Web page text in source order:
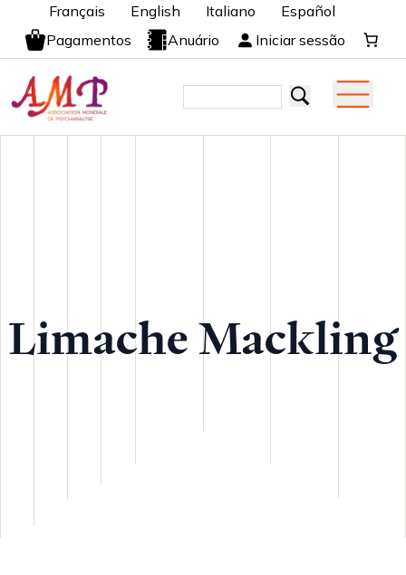
Français English Italiano
Español
Pagamentos
Anuário Iniciar sessão
Limache Mackling